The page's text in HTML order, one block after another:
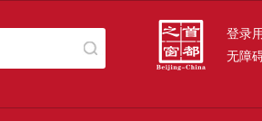
登录
无障